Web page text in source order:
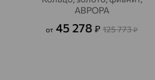
АВРОРА
от 45 278 ₽ 125 773₽